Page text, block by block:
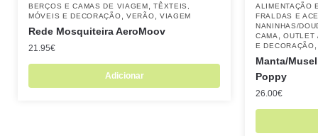
BERÇOS E CAMAS DE VIAGEM ,TÊXTEIS,
MÓVEIS E DECORAÇÃO
,VERÃO VIAGEM
Rede Mosquiteira AeroMoov
21.95€
Adicionar
ALIMENTAÇÃO
FRALDAS E
NANINHAS/
CAMA
,OUTLET
E DECORAÇÃO
Manta/
Poppy
26.00€